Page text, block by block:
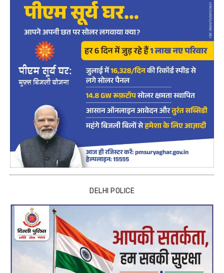
DELHI POLICE